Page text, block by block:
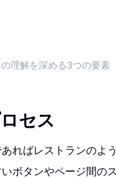
理解を深める3つの要素
セス
ればレストランのよ
ボタンやページ間の